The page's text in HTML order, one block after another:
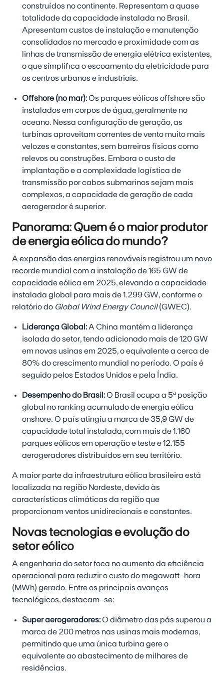
construídos no continente. Representam a quase
totalidade da capacidade instalada no Brasil.
Apresentam custos de instalação e manutenção
consolidados no mercado e proximidade com as
linhas de transmissão de energia elétrica existentes,
o que simplifica o escoamento da eletricidade para
os centros urbanos e industriais.
Offshore (no mar):Os parques eólicos offshore são
instalados em corpos de água, geralmente no
oceano. Nessa configuração de geração, as
turbinas aproveitam correntes de vento muito mais
velozes e constantes, sem barreiras físicas como
relevos ou construções. Embora o custo de
implantação e a complexidade logística de
transmissão por cabos submarinos sejam mais
complexos, a capacidade de geração de cada
aerogerador é superior.
Panorama: Quem é o maior produtor
de energia eólica do mundo?
A expansão das energias renováveis registrou um novo
recorde mundial com a instalação de 165 GW de
capacidade eólica em 2025, elevando a capacidade
instalada global para mais de 1.299 GW, conforme o
relatório do Global Wind Energy Council(GWEC).
Liderança Global:A China mantém a liderança
isolada do setor, tendo adicionado mais de 120 GW
em novas usinas em 2025, o equivalente a cerca de
80% do crescimento mundial no período. O país é
seguido pelos Estados Unidos e pela Índia.
Desempenho do Brasil:O Brasil ocupa a 5ª posição
global no ranking acumulado de energia eólica
onshore. O país atingiu a marca de 35,9 GW de
capacidade total instalada, com mais de 1.160
parques eólicos em operação e teste e 12.155
aerogeradores distribuídos em seu território.
A maior parte da infraestrutura eólica brasileira está
localizada na região Nordeste, devido às
características climáticas da região que
proporcionam ventos unidirecionais e constantes.
Novas tecnologias e evolução do
setor eólico
A engenharia do setor foca no aumento da eficiência
operacional para reduzir o custo do megawatt-hora
(MWh) gerado. Entre os principais avanços
tecnológicos, destacam-se:
Super aerogeradores:O diâmetro das pás superou a
marca de 200 metros nas usinas mais modernas,
permitindo que uma única turbina gere o
equivalente ao abastecimento de milhares de
residências.